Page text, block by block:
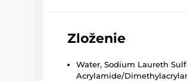
Zloženie
Water, Sodium Laureth
Acrylamide/